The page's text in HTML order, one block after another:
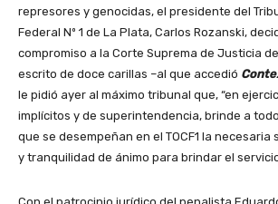
represores y genocidas, el presidente del
Federal Nº 1 de La Plata, Carlos Rozanski,
compromiso a la Corte Suprema de Justicia
escrito de doce carillas –al que accedió
le pidió ayer al máximo tribunal que, “en
implícitos y de superintendencia, brinde a
que se desempeñan en el TOCF1 la
y tranquilidad de ánimo para brindar el